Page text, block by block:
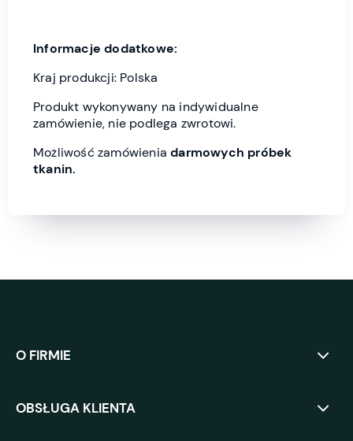
Informacje dodatkowe:
Kraj produkcji: Polska
Produkt wykonywany na indywidualne
zamówienie, nie podlega zwrotowi.
Możliwość zamówieniadarmowych próbek
tkanin.
O FIRMIE
OBSŁUGA KLIENTA